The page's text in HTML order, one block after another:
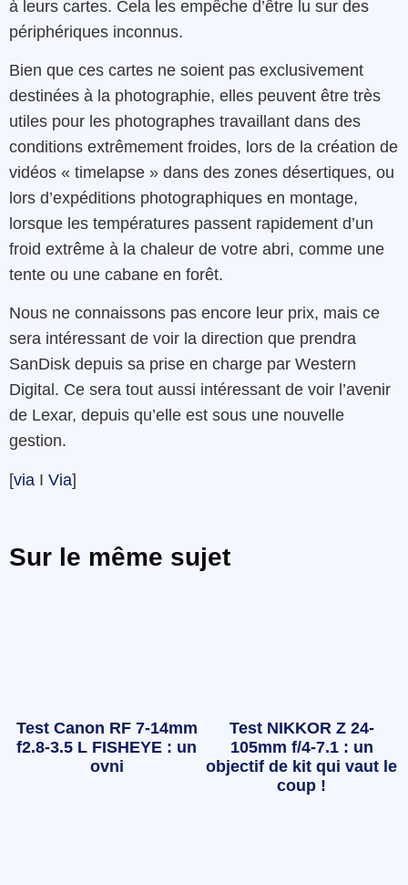
à leurs cartes. Cela les empêche d’être lu sur des
périphériques inconnus.
Bien que ces cartes ne soient pas exclusivement
destinées à la photographie, elles peuvent être très
utiles pour les photographes travaillant dans des
conditions extrêmement froides, lors de la création de
vidéos « timelapse » dans des zones désertiques, ou
lors d’expéditions photographiques en montage,
lorsque les températures passent rapidement d’un
froid extrême à la chaleur de votre abri, comme une
tente ou une cabane en forêt.
Nous ne connaissons pas encore leur prix, mais ce
sera intéressant de voir la direction que prendra
SanDisk depuis sa prise en charge par Western
Digital. Ce sera tout aussi intéressant de voir l’avenir
de Lexar, depuis qu’elle est sous une nouvelle
gestion.
[via I Via]
Sur le même sujet
Test Canon RF 7-14mm
f2.8-3.5 L FISHEYE : un
ovni
Test NIKKOR Z 24-
105mm f/4-7.1 : un
objectif de kit qui vaut le
coup !